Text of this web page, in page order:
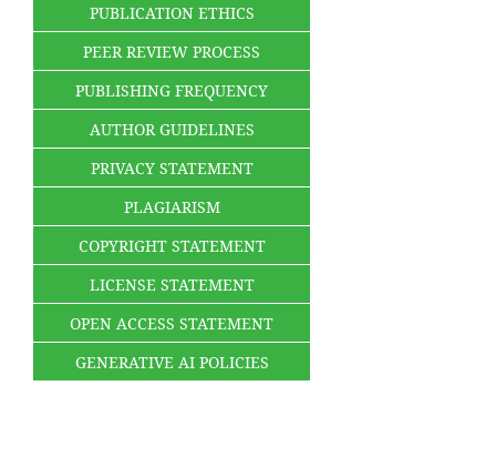
PUBLICATION ETHICS
PEER REVIEW PROCESS
PUBLISHING FREQUENCY
AUTHOR GUIDELINES
PRIVACY STATEMENT
PLAGIARISM
COPYRIGHT STATEMENT
LICENSE STATEMENT
OPEN ACCESS STATEMENT
GENERATIVE AI POLICIES